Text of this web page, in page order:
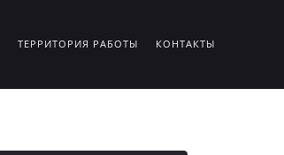
ТЕРРИТОРИЯ РАБОТЫ КОНТАКТЫ